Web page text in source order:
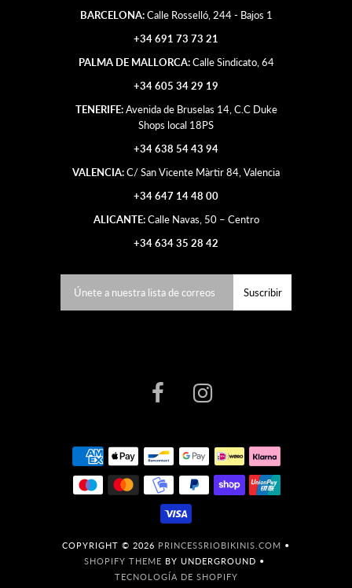
BARCELONA:Calle Rosselló, 244 - Bajos 1
+34 691 73 73 21
PALMA DE MALLORCA:Calle Sindicato, 64
+34 605 34 29 19
TENERIFE:Avenida de Bruselas 14, C.C Duke
Shops local 18PS
+34 638 54 43 94
VALENCIA:C/ San Vicente Màrtir 84, Valencia
+34 647 14 48 00
ALICANTE:Calle Navas, 50 – Centro
+34 634 35 28 42
COPYRIGHT © 2026 PRINCESSRIOBIKINIS.COM •
SHOPIFY THEME BY UNDERGROUND •
TECNOLOGÍA DE SHOPIFY